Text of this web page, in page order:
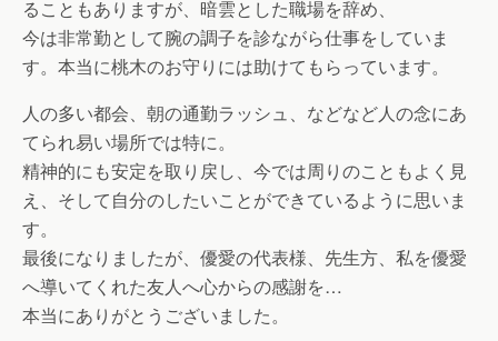
ることもありますが、暗雲とした職場を辞め、
今は非常勤として腕の調子を診ながら仕事をしていま
す。本当に桃木のお守りには助けてもらっています。
人の多い都会、朝の通勤ラッシュ、などなど人の念にあ
てられ易い場所では特に。
精神的にも安定を取り戻し、今では周りのこともよく見
え、そして自分のしたいことができているように思いま
す。
最後になりましたが、優愛の代表様、先生方、私を優愛
へ導いてくれた友人へ心からの感謝を…
本当にありがとうございました。